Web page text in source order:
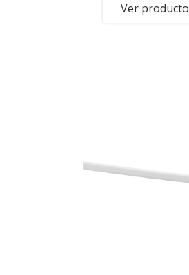
Ver producto